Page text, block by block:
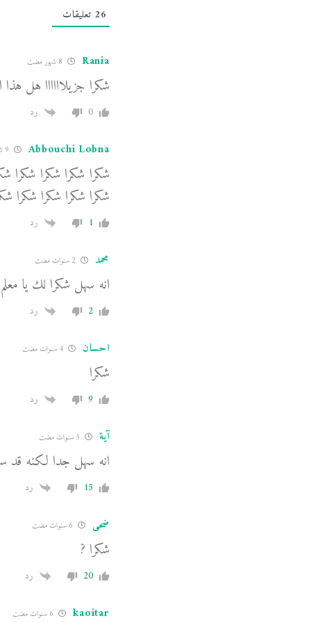
26 تعليقات
Rania
شكرا جزيلاااااا هل هذا
0 رد
Abbouchi Lobna
شكرا شكرا شكرا شكرا
شكرا شكرا شكرا شكرا
1 رد
محمد
انه سهل شكرا لك يا معلم
2 رد
احسان
شكرا
9 رد
آية
انه سهل جدا لكنه قد
15 رد
ضحى
شكرا ?
20 رد
kaoitar